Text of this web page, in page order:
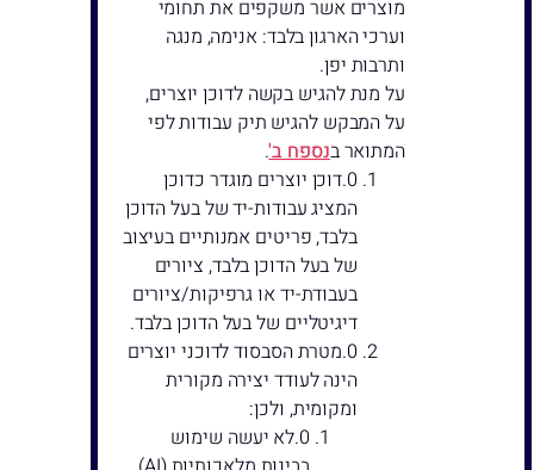
מוצרים אשר משקפים את תחומי
וערכי הארגון בלבד: אנימה, מנגה
ותרבות יפן.
על מנת להגיש בקשה לדוכן יוצרים,
על המבקש להגיש תיק עבודות לפי
המתואר בנספח ב'.
דוכן יוצרים מוגדר כדוכן
המציג עבודות-יד של בעל הדוכן
בלבד, פריטים אמנותיים בעיצוב
של בעל הדוכן בלבד, ציורים
בעבודת-יד או גרפיקות/ציורים
דיגיטליים של בעל הדוכן בלבד.
מטרת הסבסוד לדוכני יוצרים
הינה לעודד יצירה מקורית
ומקומית, ולכן:
לא יעשה שימוש